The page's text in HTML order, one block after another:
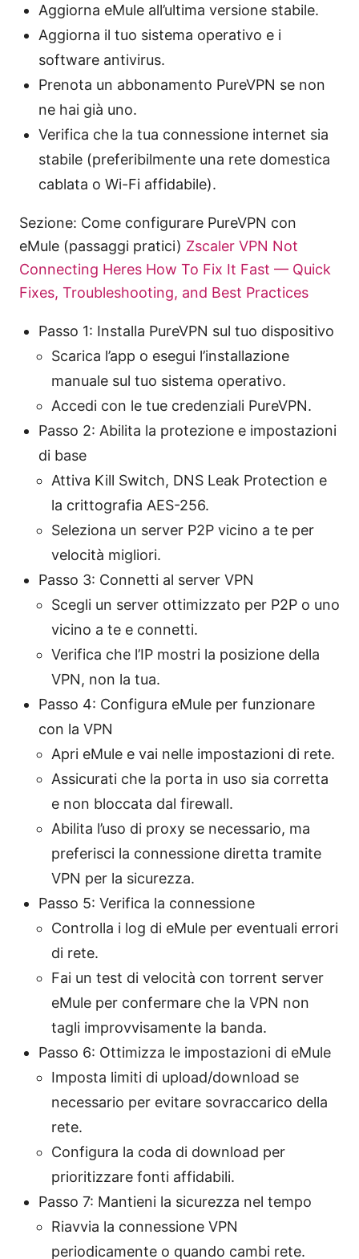
Aggiorna eMule all’ultima versione stabile.
Aggiorna il tuo sistema operativo e i
software antivirus.
Prenota un abbonamento PureVPN se non
ne hai già uno.
Verifica che la tua connessione internet sia
stabile (preferibilmente una rete domestica
cablata o Wi-Fi affidabile).
Sezione: Come configurare PureVPN con
eMule (passaggi pratici) Zscaler VPN Not
Connecting Heres How To Fix It Fast — Quick
Fixes, Troubleshooting, and Best Practices
Passo 1: Installa PureVPN sul tuo dispositivo
Scarica l’app o esegui l’installazione
manuale sul tuo sistema operativo.
Accedi con le tue credenziali PureVPN.
Passo 2: Abilita la protezione e impostazioni
di base
Attiva Kill Switch, DNS Leak Protection e
la crittografia AES-256.
Seleziona un server P2P vicino a te per
velocità migliori.
Passo 3: Connetti al server VPN
Scegli un server ottimizzato per P2P o uno
vicino a te e connetti.
Verifica che l’IP mostri la posizione della
VPN, non la tua.
Passo 4: Configura eMule per funzionare
con la VPN
Apri eMule e vai nelle impostazioni di rete.
Assicurati che la porta in uso sia corretta
e non bloccata dal firewall.
Abilita l’uso di proxy se necessario, ma
preferisci la connessione diretta tramite
VPN per la sicurezza.
Passo 5: Verifica la connessione
Controlla i log di eMule per eventuali errori
di rete.
Fai un test di velocità con torrent server
eMule per confermare che la VPN non
tagli improvvisamente la banda.
Passo 6: Ottimizza le impostazioni di eMule
Imposta limiti di upload/download se
necessario per evitare sovraccarico della
rete.
Configura la coda di download per
prioritizzare fonti affidabili.
Passo 7: Mantieni la sicurezza nel tempo
Riavvia la connessione VPN
periodicamente o quando cambi rete.